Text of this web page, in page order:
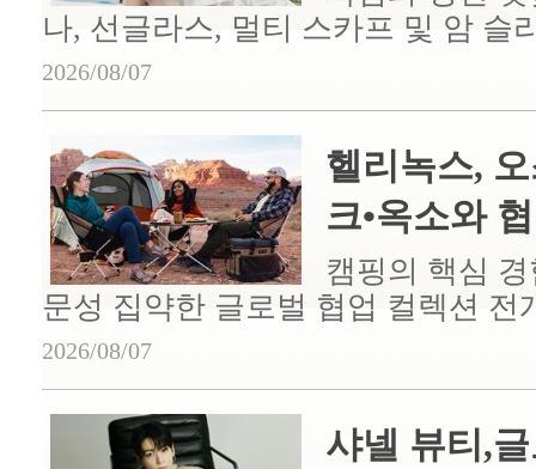
나, 선글라스, 멀티 스카프 및 암 슬
2026/08/07
헬리녹스,
크•옥소와
캠핑의 핵심
문성 집약한 글로벌 협업 컬렉션 전
2026/08/07
샤넬 뷰티,